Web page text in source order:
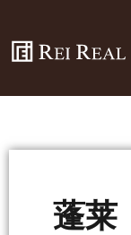
蓬莱